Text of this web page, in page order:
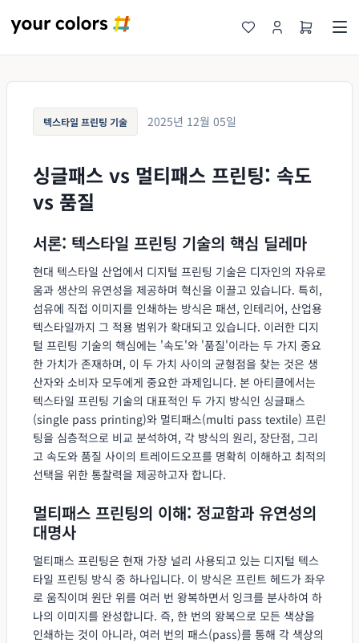
텍스타일 프린팅 기술 2025년 12월 05일
싱글패스 vs 멀티패스 프린팅: 속도
vs 품질
서론: 텍스타일 프린팅 기술의 핵심 딜레마
현대 텍스타일 산업에서 디지털 프린팅 기술은 디자인의 자유로
움과 생산의 유연성을 제공하며 혁신을 이끌고 있습니다. 특히,
섬유에 직접 이미지를 인쇄하는 방식은 패션, 인테리어, 산업용
텍스타일까지 그 적용 범위가 확대되고 있습니다. 이러한 디지
털 프린팅 기술의 핵심에는 '속도'와 '품질'이라는 두 가지 중요
한 가치가 존재하며, 이 두 가치 사이의 균형점을 찾는 것은 생
산자와 소비자 모두에게 중요한 과제입니다. 본 아티클에서는
텍스타일 프린팅 기술의 대표적인 두 가지 방식인 싱글패스
(single pass printing)와 멀티패스(multi pass textile) 프린
팅을 심층적으로 비교 분석하여, 각 방식의 원리, 장단점, 그리
고 속도와 품질 사이의 트레이드오프를 명확히 이해하고 최적의
선택을 위한 통찰력을 제공하고자 합니다.
멀티패스 프린팅의 이해: 정교함과 유연성의
대명사
멀티패스 프린팅은 현재 가장 널리 사용되고 있는 디지털 텍스
타일 프린팅 방식 중 하나입니다. 이 방식은 프린트 헤드가 좌우
로 움직이며 원단 위를 여러 번 왕복하면서 잉크를 분사하여 하
나의 이미지를 완성합니다. 즉, 한 번의 왕복으로 모든 색상을
인쇄하는 것이 아니라, 여러 번의 패스(pass)를 통해 각 색상의